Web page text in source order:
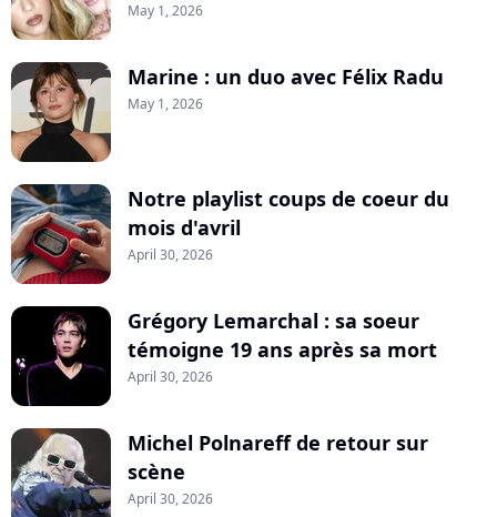
May 1, 2026
Marine : un duo avec Félix Radu
May 1, 2026
Notre playlist coups de coeur du
mois d'avril
April 30, 2026
Grégory Lemarchal : sa soeur
témoigne 19 ans après sa mort
April 30, 2026
Michel Polnareff de retour sur
scène
April 30, 2026